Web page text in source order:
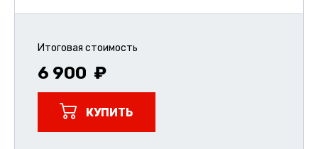
Итоговая стоимость
6 900
КУПИТЬ